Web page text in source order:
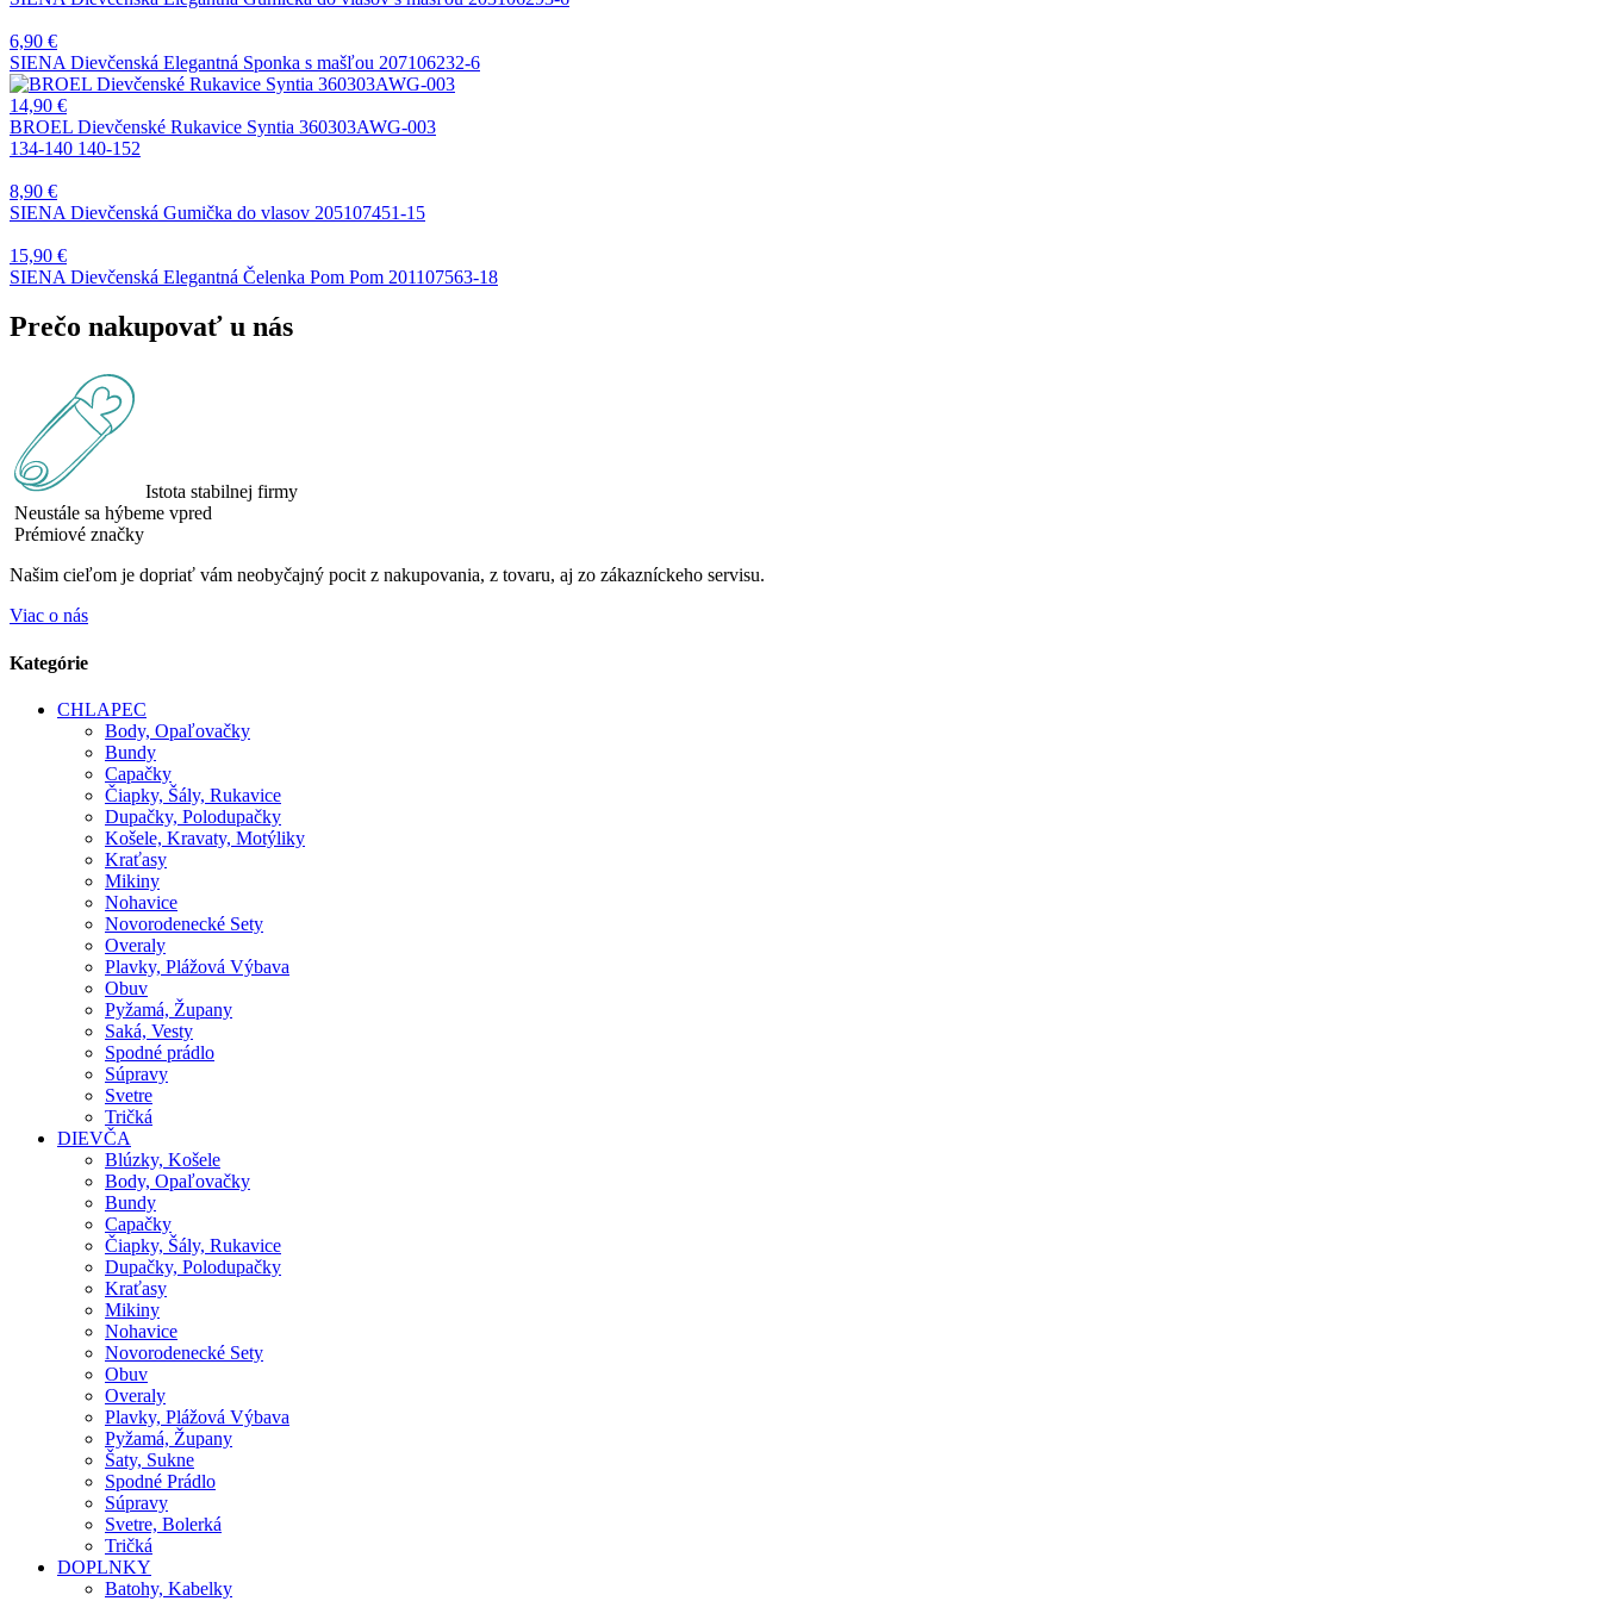
6,90 €
SIENA Dievčenská Elegantná Sponka s mašľou 207106232-6
14,90 €
BROEL Dievčenské Rukavice Syntia 360303AWG-003
134-140 140-152
8,90 €
SIENA Dievčenská Gumička do vlasov 205107451-15
15,90 €
SIENA Dievčenská Elegantná Čelenka Pom Pom 201107563-18
Prečo nakupovať u nás
Istota stabilnej firmy
Neustále sa hýbeme vpred
Prémiové značky
Našim cieľom je dopriať vám neobyčajný pocit z nakupovania, z tovaru, aj zo zákazníckeho servisu.
Viac o nás
Kategórie
CHLAPEC
Body, Opaľovačky
Bundy
Capačky
Čiapky, Šály, Rukavice
Dupačky, Polodupačky
Košele, Kravaty, Motýliky
Kraťasy
Mikiny
Nohavice
Novorodenecké Sety
Overaly
Plavky, Plážová Výbava
Obuv
Pyžamá, Župany
Saká, Vesty
Spodné prádlo
Súpravy
Svetre
Tričká
DIEVČA
Blúzky, Košele
Body, Opaľovačky
Bundy
Capačky
Čiapky, Šály, Rukavice
Dupačky, Polodupačky
Kraťasy
Mikiny
Nohavice
Novorodenecké Sety
Obuv
Overaly
Plavky, Plážová Výbava
Pyžamá, Župany
Šaty, Sukne
Spodné Prádlo
Súpravy
Svetre, Bolerká
Tričká
DOPLNKY
Batohy, Kabelky